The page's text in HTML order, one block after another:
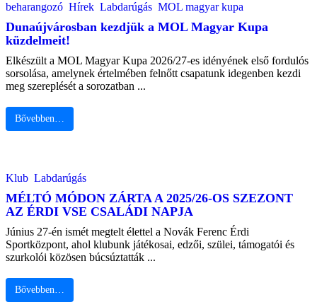
beharangozó Hírek Labdarúgás MOL magyar kupa
Dunaújvárosban kezdjük a MOL Magyar Kupa
küzdelmeit!
Elkészült a MOL Magyar Kupa 2026/27-es idényének első fordulós
sorsolása, amelynek értelmében felnőtt csapatunk idegenben kezdi
meg szereplését a sorozatban ...
Bővebben…
Klub Labdarúgás
MÉLTÓ MÓDON ZÁRTA A 2025/26-OS SZEZONT
AZ ÉRDI VSE CSALÁDI NAPJA
Június 27-én ismét megtelt élettel a Novák Ferenc Érdi
Sportközpont, ahol klubunk játékosai, edzői, szülei, támogatói és
szurkolói közösen búcsúztatták ...
Bővebben…